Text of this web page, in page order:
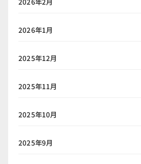
2026年1月
2025年12月
2025年11月
2025年10月
2025年9月